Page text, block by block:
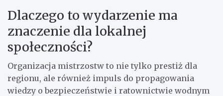
Dlaczego to wydarzenie ma
znaczenie dla lokalnej
społeczności?
Organizacja mistrzostw to nie tylko prestiż dla
regionu, ale również impuls do propagowania
wiedzy o bezpieczeństwie i ratownictwie wodnym